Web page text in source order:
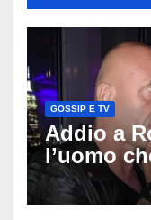
GOSSIP E TV
Addio a
l’uomo
e Villa
anni